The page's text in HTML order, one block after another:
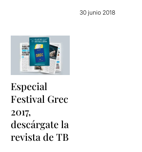
30 junio 2018
Especial
Festival Grec
2017,
descárgate la
revista de TB